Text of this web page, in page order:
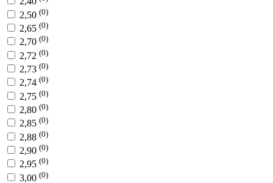
2,50 (0)
2,65 (0)
2,70 (0)
2,72 (0)
2,73 (0)
2,74 (0)
2,75 (0)
2,80 (0)
2,85 (0)
2,88 (0)
2,90 (0)
2,95 (0)
3,00 (0)